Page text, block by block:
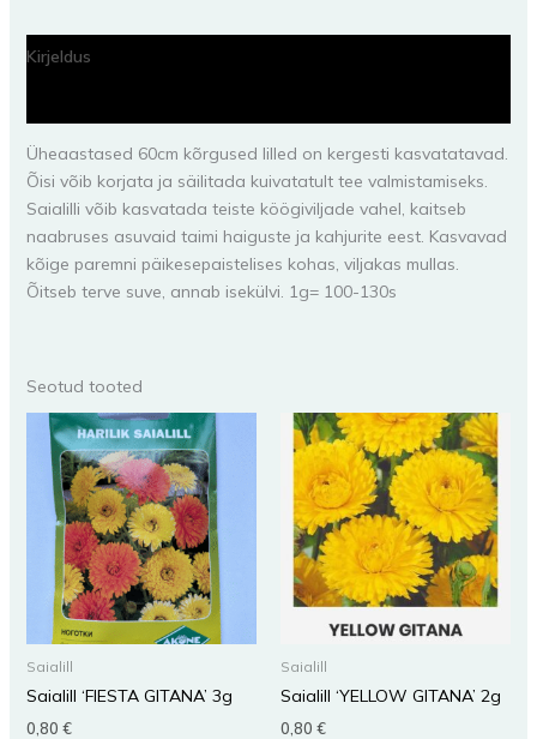
Kirjeldus
Üheaastased 60cm kõrgused lilled on kergesti kasvatatavad.
Õisi võib korjata ja säilitada kuivatatult tee valmistamiseks.
Saialilli võib kasvatada teiste köögiviljade vahel, kaitseb
naabruses asuvaid taimi haiguste ja kahjurite eest. Kasvavad
kõige paremni päikesepaistelises kohas, viljakas mullas.
Õitseb terve suve, annab isekülvi. 1g= 100-130s
Seotud tooted
Saialill
Saialill ‘FIESTA GITANA’ 3g
0,80 €
Saialill
Saialill ‘YELLOW GITANA’ 2g
0,80 €